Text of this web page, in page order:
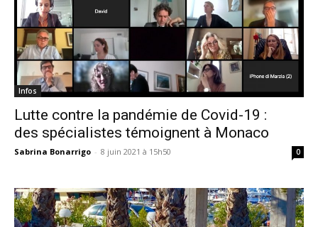
Infos
Lutte contre la pandémie de Covid-19 :
des spécialistes témoignent à Monaco
Sabrina Bonarrigo - 8 juin 2021 à 15h50 0